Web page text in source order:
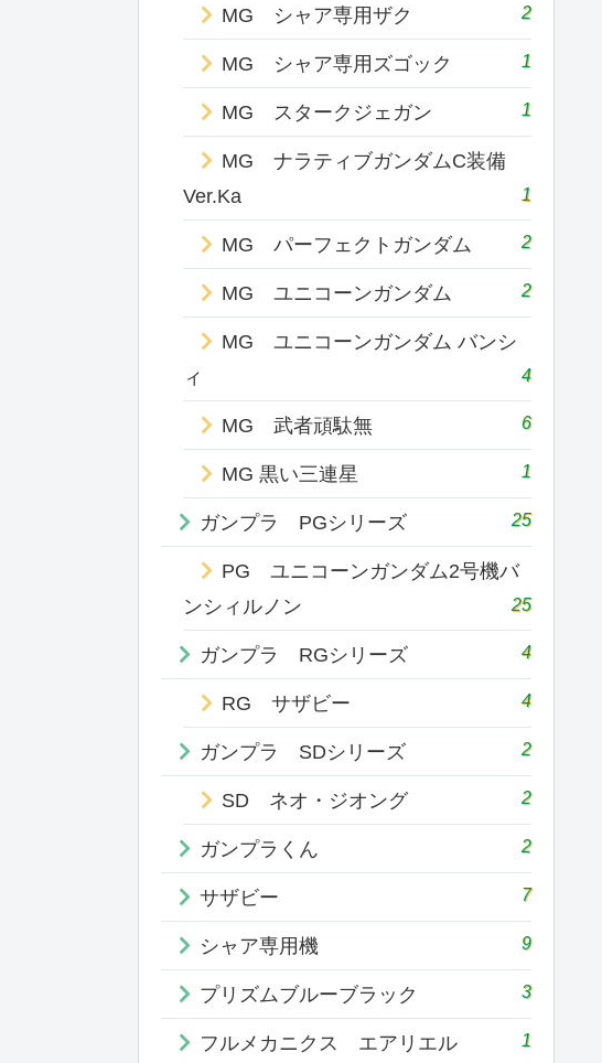
MG シャア専用ザク 2
MG シャア専用ズゴック 1
MG スタークジェガン 1
MG ナラティブガンダムC装備
Ver.Ka
1
MG パーフェクトガンダム 2
MG ユニコーンガンダム 2
MG ユニコーンガンダム バンシ
ィ
4
MG 武者頑駄無 6
MG 黒い三連星 1
ガンプラ PGシリーズ 25
PG ユニコーンガンダム2号機バ
ンシィルノン
25
ガンプラ RGシリーズ 4
RG サザビー 4
ガンプラ SDシリーズ 2
SD ネオ・ジオング 2
ガンプラくん 2
サザビー 7
シャア専用機 9
プリズムブルーブラック 3
フルメカニクス エアリエル 1